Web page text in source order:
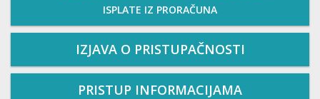
ISPLATE IZ PRORAČUNA
IZJAVA O PRISTUPAČNOSTI
PRISTUP INFORMACIJAMA